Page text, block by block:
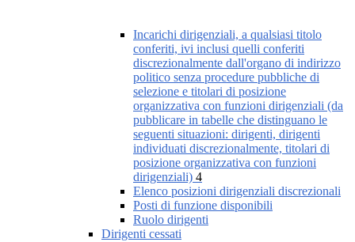
Incarichi dirigenziali, a qualsiasi titolo
conferiti, ivi inclusi quelli conferiti
discrezionalmente dall'organo di indirizzo
politico senza procedure pubbliche di
selezione e titolari di posizione
organizzativa con funzioni dirigenziali (da
pubblicare in tabelle che distinguano le
seguenti situazioni: dirigenti, dirigenti
individuati discrezionalmente, titolari di
posizione organizzativa con funzioni
dirigenziali) 4
Elenco posizioni dirigenziali discrezionali
Posti di funzione disponibili
Ruolo dirigenti
Dirigenti cessati